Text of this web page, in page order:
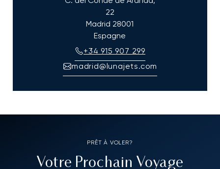
22
Madrid 28001
Espagne
+34 915 907 299
madrid@lunajets.com
PRÊT À VOLER?
Votre Prochain Voyage